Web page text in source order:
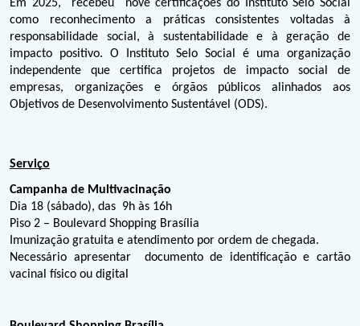
Em 2025,  recebeu  nove certificações do Instituto Selo Social
como reconhecimento a práticas consistentes voltadas à
responsabilidade social, à sustentabilidade e à geração de
impacto positivo. O Instituto Selo Social é uma organização
independente que certifica projetos de impacto social de
empresas, organizações e órgãos públicos alinhados aos
Objetivos de Desenvolvimento Sustentável (ODS).
Serviço
Campanha de Multivacinação
Dia 18 (sábado), das  9h às 16h
Piso 2 – Boulevard Shopping Brasília
Imunização gratuita e atendimento por ordem de chegada.
Necessário apresentar  documento de identificação e cartão
vacinal físico ou digital